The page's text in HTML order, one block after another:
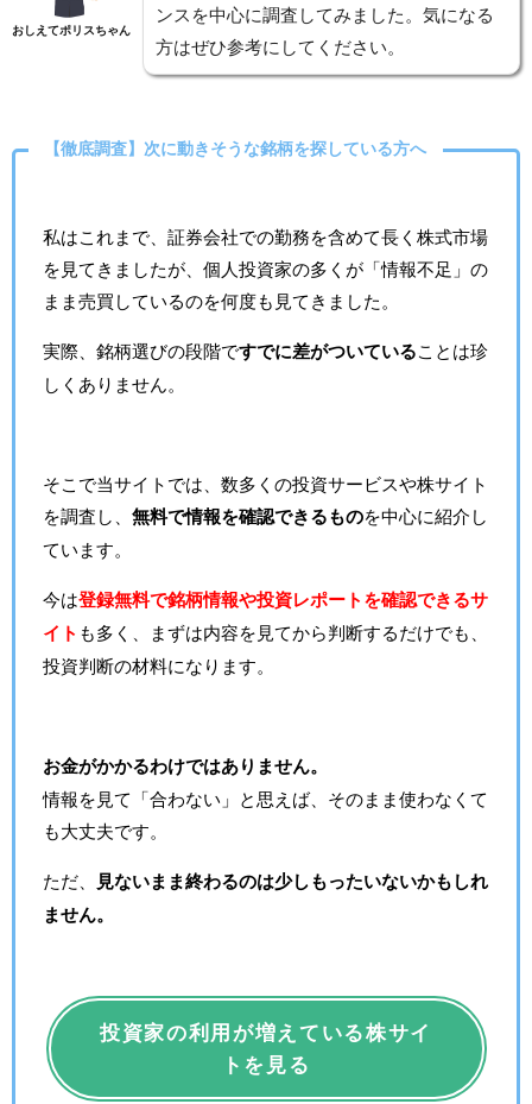
おしえてポリスちゃん
ンスを中心に調査してみました。気になる
方はぜひ参考にしてください。
【徹底調査】次に動きそうな銘柄を探している方へ
私はこれまで、証券会社での勤務を含めて長く株式市場
を見てきましたが、個人投資家の多くが「情報不足」の
まま売買しているのを何度も見てきました。
実際、銘柄選びの段階ですでに差がついていることは珍
しくありません。
そこで当サイトでは、数多くの投資サービスや株サイト
を調査し、 無料で情報を確認できるものを中心に紹介し
ています。
今は登録無料で銘柄情報や投資レポートを確認できるサ
イト も多く、まずは内容を見てから判断するだけでも、
投資判断の材料になります。
お金がかかるわけではありません。
情報を見て「合わない」と思えば、そのまま使わなくて
も大丈夫です。
ただ、
見ないまま終わるのは少しもったいないかもしれ
ません。
投資家の利用が増えている株サイ
トを見る